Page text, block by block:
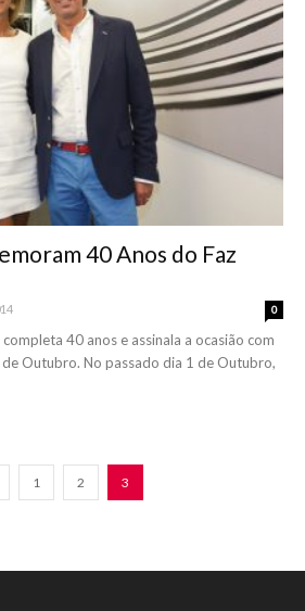
40 Anos do Faz
0
40 anos e assinala a ocasião com
Outubro. No passado dia 1 de Outubro,
1 2 3